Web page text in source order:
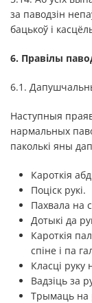
за паводзін
бацькоў і
6. Правілы
6.1.
Наступныя
нармальных
паколькі яны
Кароткія
Поціск рукі.
Пахвала на
Дотыкі да
Кароткія
спіне і па
Класці руку
Вадзіць за
Трымаць на